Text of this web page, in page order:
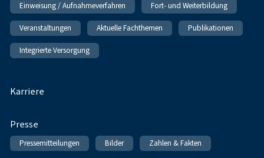
Einweisung / Aufnahmeverfahren Fort- und Weiterbildung
Veranstaltungen Aktuelle Fachthemen Publikationen
Integrierte Versorgung
Karriere
Presse
Pressemitteilungen Bilder Zahlen & Fakten